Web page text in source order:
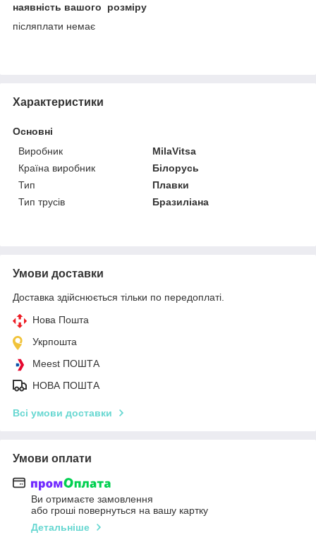
наявність вашого розміру
післяплати немає
Характеристики
Основні
Виробник
MilaVitsa
Країна виробник
Білорусь
Тип
Плавки
Тип трусів
Бразиліана
Умови доставки
Доставка здійснюється тільки по передоплаті.
Нова Пошта
Укрпошта
Meest ПОШТА
НОВА ПОШТА
Всі умови доставки
Умови оплати
Ви отримаєте замовлення
або гроші повернуться на вашу картку
Детальніше